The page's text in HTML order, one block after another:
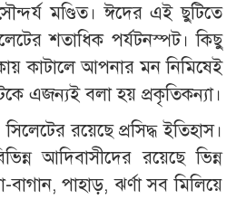
মণ্ডিত। ঈদের এই ছুটিতে
শতাধিক পর্যটনস্পট। কিছু
কাটালে আপনার মন নিমিষেই
এজন্যই বলা হয় প্রকৃতিকন্যা।
রয়েছে প্রসিদ্ধ ইতিহাস।
আদিবাসীদের রয়েছে ভিন্ন
বাগান, পাহাড়, ঝর্ণা সব মিলিয়ে